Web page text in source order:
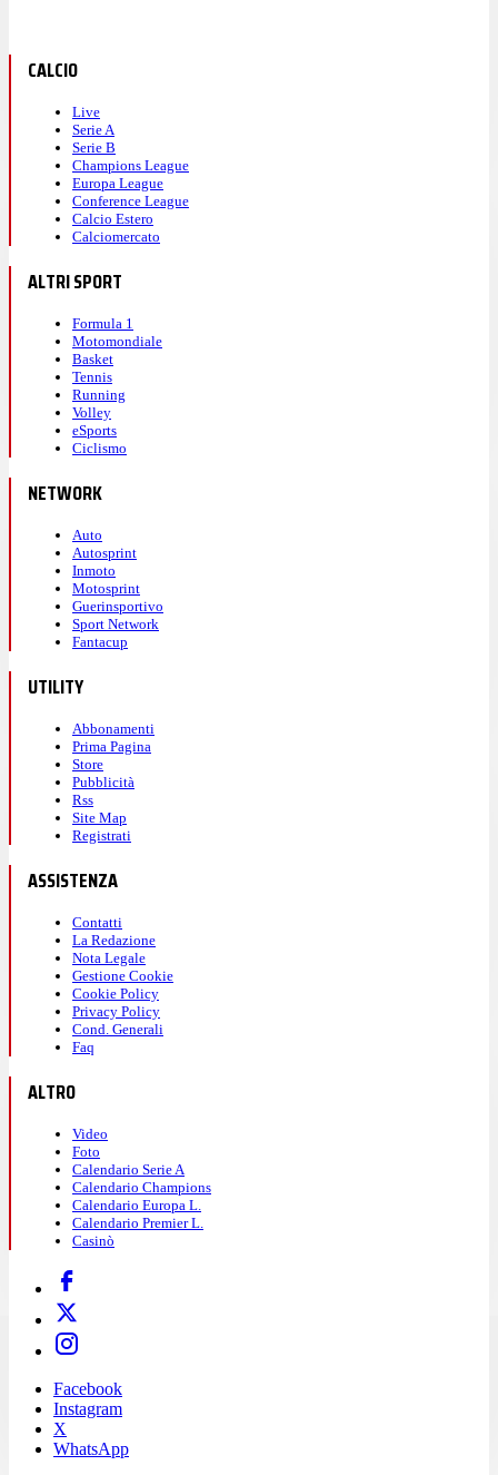
CALCIO
Live
Serie A
Serie B
Champions League
Europa League
Conference League
Calcio Estero
Calciomercato
ALTRI SPORT
Formula 1
Motomondiale
Basket
Tennis
Running
Volley
eSports
Ciclismo
NETWORK
Auto
Autosprint
Inmoto
Motosprint
Guerinsportivo
Sport Network
Fantacup
UTILITY
Abbonamenti
Prima Pagina
Store
Pubblicità
Rss
Site Map
Registrati
ASSISTENZA
Contatti
La Redazione
Nota Legale
Gestione Cookie
Cookie Policy
Privacy Policy
Cond. Generali
Faq
ALTRO
Video
Foto
Calendario Serie A
Calendario Champions
Calendario Europa L.
Calendario Premier L.
Casinò
Facebook
Instagram
X
WhatsApp